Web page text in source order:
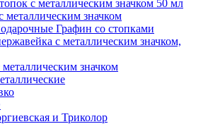
с металлическим значком 50 мл
металлическим значком
Графин со стопками
с металлическим значком,
значком
и Триколор